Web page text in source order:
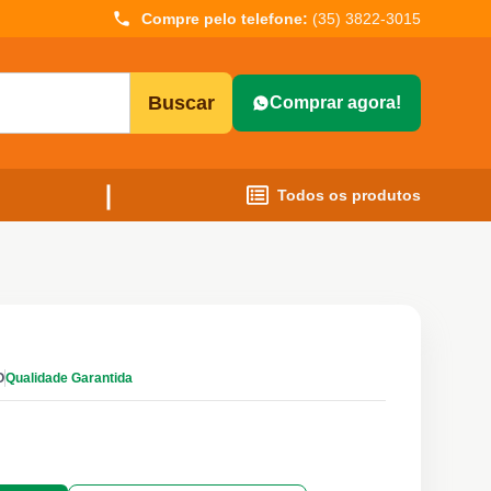
Compre pelo telefone: (35) 3822-3015
Buscar Comprar agora!
Todos os produtos
Qualidade Garantida